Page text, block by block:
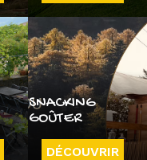
SNACKING
GOÛTER
DÉCOUVRIR